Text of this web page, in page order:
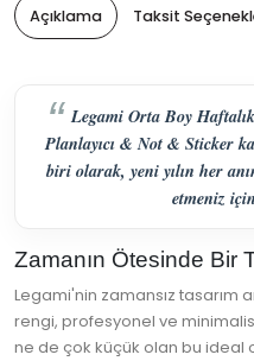
Açıklama Taksit
Legami Orta Boy
Planlayıcı & Not & Sticker
biri olarak, yeni yılın her
etmeniz
Zamanın Ötesinde Bir
Legami'nin zamansız tasarım
rengi, profesyonel ve
ne de çok küçük olan bu ideal